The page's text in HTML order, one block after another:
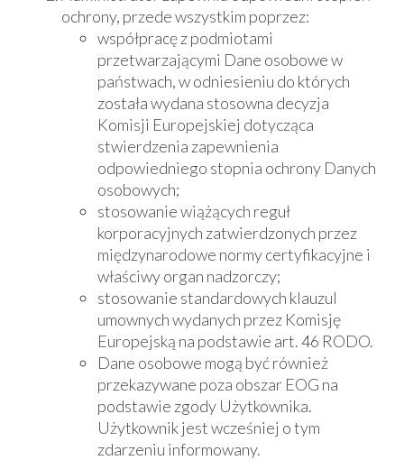
ochrony, przede wszystkim poprzez:
współpracę z podmiotami
przetwarzającymi Dane osobowe w
państwach, w odniesieniu do których
została wydana stosowna decyzja
Komisji Europejskiej dotycząca
stwierdzenia zapewnienia
odpowiedniego stopnia ochrony Danych
osobowych;
stosowanie wiążących reguł
korporacyjnych zatwierdzonych przez
międzynarodowe normy certyfikacyjne i
właściwy organ nadzorczy;
stosowanie standardowych klauzul
umownych wydanych przez Komisję
Europejską na podstawie art. 46 RODO.
Dane osobowe mogą być również
przekazywane poza obszar EOG na
podstawie zgody Użytkownika.
Użytkownik jest wcześniej o tym
zdarzeniu informowany.